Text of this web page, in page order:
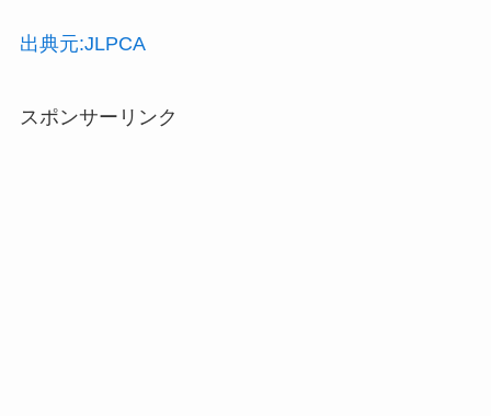
出典元:JLPCA
スポンサーリンク